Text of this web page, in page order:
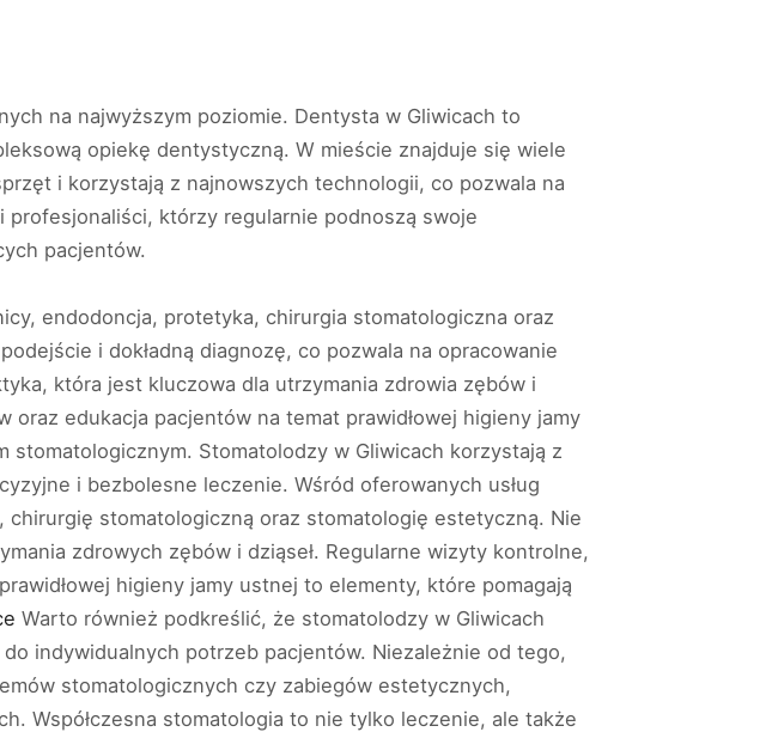
na najwyższym poziomie. Dentysta w Gliwicach to
opiekę dentystyczną. W mieście znajduje się wiele
i korzystają z najnowszych technologii, co pozwala na
którzy regularnie podnoszą swoje
pacjentów.
endodoncja, protetyka, chirurgia stomatologiczna oraz
i dokładną diagnozę, co pozwala na opracowanie
która jest kluczowa dla utrzymania zdrowia zębów i
edukacja pacjentów na temat prawidłowej higieny jamy
Stomatolodzy w Gliwicach korzystają z
i bezbolesne leczenie. Wśród oferowanych usług
stomatologiczną oraz stomatologię estetyczną. Nie
zdrowych zębów i dziąseł. Regularne wizyty kontrolne,
higieny jamy ustnej to elementy, które pomagają
Warto również podkreślić, że stomatolodzy w Gliwicach
indywidualnych potrzeb pacjentów. Niezależnie od tego,
stomatologicznych czy zabiegów estetycznych,
Współczesna stomatologia to nie tylko leczenie, ale także